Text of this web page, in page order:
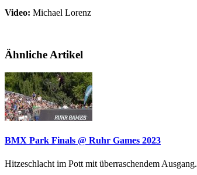
Video: Michael Lorenz
Ähnliche Artikel
BMX Park Finals @ Ruhr Games 2023
Hitzeschlacht im Pott mit überraschendem Ausgang.